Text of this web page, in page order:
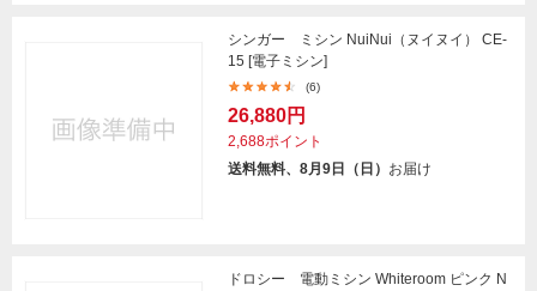
シンガー ミシン NuiNui（ヌイヌイ） CE-
15 [電子ミシン]
(6)
26,880円
2,688ポイント
送料無料、8月9日（日） お届け
ドロシー 電動ミシン Whiteroom ピンク N